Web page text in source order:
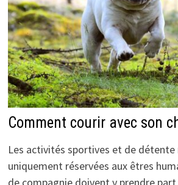
Comment courir avec son
Les activités sportives et de détente
uniquement réservées aux êtres